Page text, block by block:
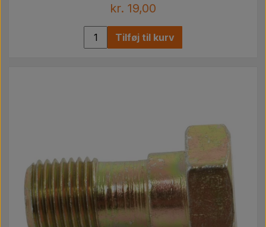
kr. 19,00
Tilføj til kurv